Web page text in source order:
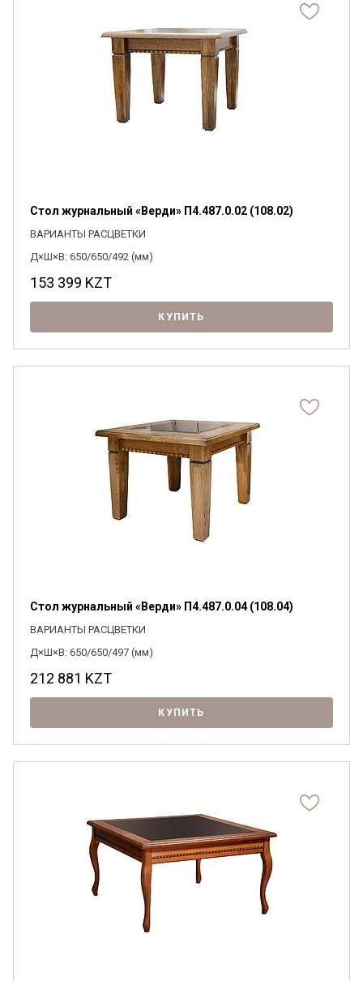
Я ознакомлен сПолитикой
обработки персональных данных и
согласен на их обработку.
Стол журнальный «Верди» П4.487.0.02 (108.02)
ВАРИАНТЫ РАСЦВЕТКИ
Д×Ш×В: 650/650/492 (мм)
153 399 KZT
КУПИТЬ
Стол журнальный «Верди» П4.487.0.04 (108.04)
ВАРИАНТЫ РАСЦВЕТКИ
Д×Ш×В: 650/650/497 (мм)
212 881 KZT
КУПИТЬ